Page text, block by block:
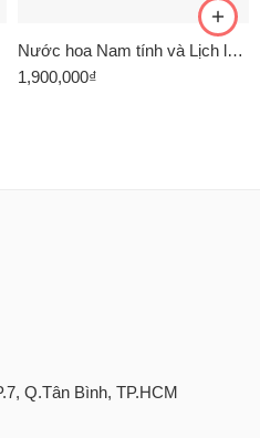
Nước hoa Nam tính và Lịch lãm
1,900,000₫
Q.Tân Bình, TP.HCM